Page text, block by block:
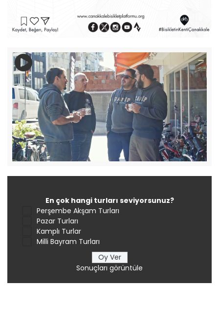
En çok hangi turları seviyorsunuz?
Perşembe Akşam Turları
Pazar Turları
Kamplı Turlar
Milli Bayram Turları
Sonuçları görüntüle